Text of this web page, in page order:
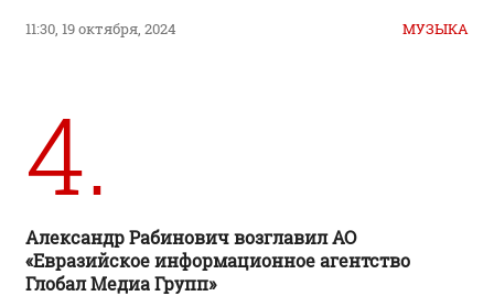
11:30, 19 октября, 2024 МУЗЫКА
4.
Александр Рабинович возглавил АО
«Евразийское информационное агентство
Глобал Медиа Групп»